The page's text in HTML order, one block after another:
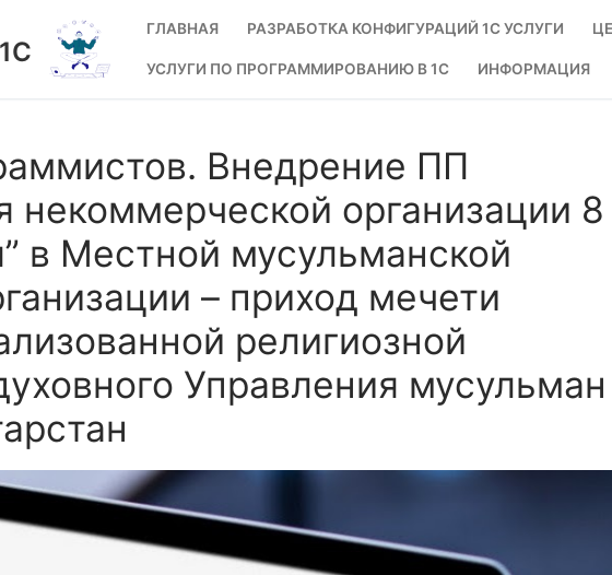
ГЛАВНАЯ РАЗРАБОТКА КОНФИГУРАЦИЙ 1С УСЛУГИ
УСЛУГИ ПО ПРОГРАММИРОВАНИЮ В 1С ИНФОРМАЦИЯ
Внедрение ПП
некоммерческой организации 8
в Местной мусульманской
– приход мечети
религиозной
Управления мусульман